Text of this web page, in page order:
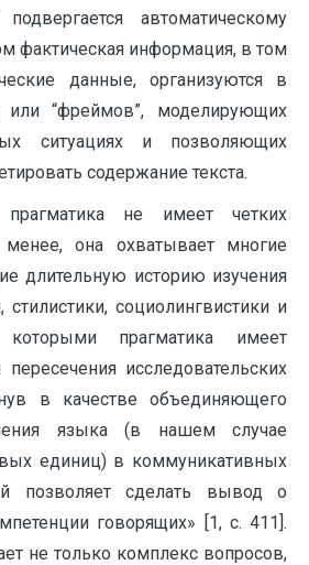
автоматическому
фактическая информация, в том
данные, организуются в
“фреймов”, моделирующих
ситуациях и позволяющих
содержание текста.
прагматика не имеет четких
она охватывает многие
длительную историю изучения
социолингвистики и
прагматика имеет
исследовательских
в качестве объединяющего
языка (в нашем случае
единиц) в коммуникативных
позволяет сделать вывод о
говорящих» [1, c. 411].
не только комплекс вопросов,